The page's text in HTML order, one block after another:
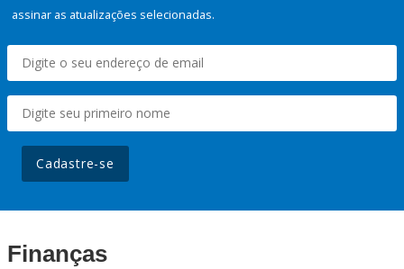
assinar as atualizações selecionadas.
Cadastre-se
Finanças